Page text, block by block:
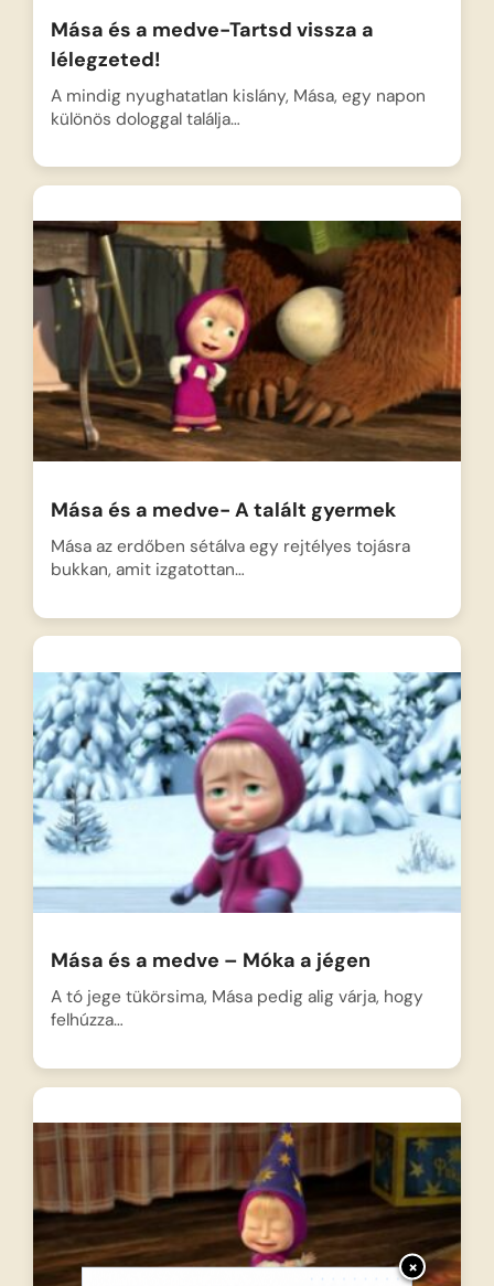
×
Mása és a medve-Tartsd vissza a
lélegzeted!
A mindig nyughatatlan kislány, Mása, egy napon
különös dologgal találja…
Mása és a medve- A talált gyermek
Mása az erdőben sétálva egy rejtélyes tojásra
bukkan, amit izgatottan…
Mása és a medve – Móka a jégen
A tó jege tükörsima, Mása pedig alig várja, hogy
felhúzza…